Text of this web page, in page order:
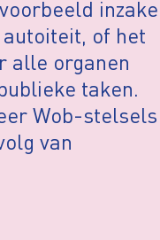
inzake
of het
alle organen
taken.
Wob-stelsels
van